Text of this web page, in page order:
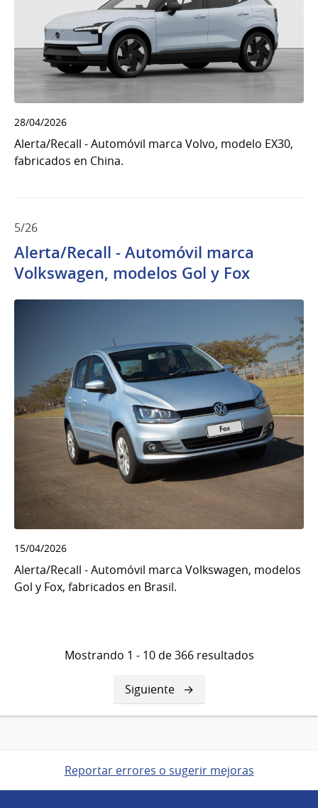
28/04/2026
Alerta/Recall - Automóvil marca Volvo, modelo EX30,
fabricados en China.
5/26
Alerta/Recall - Automóvil marca
Volkswagen, modelos Gol y Fox
15/04/2026
Alerta/Recall - Automóvil marca Volkswagen, modelos
Gol y Fox, fabricados en Brasil.
Mostrando 1 - 10 de 366 resultados
Siguiente
página
Siguiente
Reportar errores o sugerir mejoras